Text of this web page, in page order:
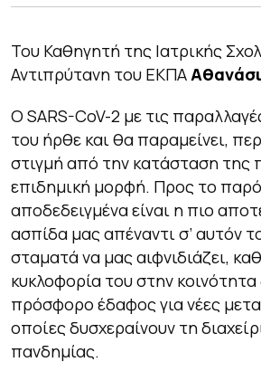
Του Καθηγητή της Ιατρικής
Αντιπρύτανη του ΕΚΠΑ
Ο SARS-CoV-2 με τις
του ήρθε και θα παραμείνει,
στιγμή από την κατάσταση της
επιδημική μορφή. Προς το
αποδεδειγμένα είναι η πιο
ασπίδα μας απέναντι σ’ αυτόν
σταματά να μας αιφνιδιάζει,
κυκλοφορία του στην κοινότητα
πρόσφορο έδαφος για νέες
οποίες δυσχεραίνουν τη
πανδημίας.